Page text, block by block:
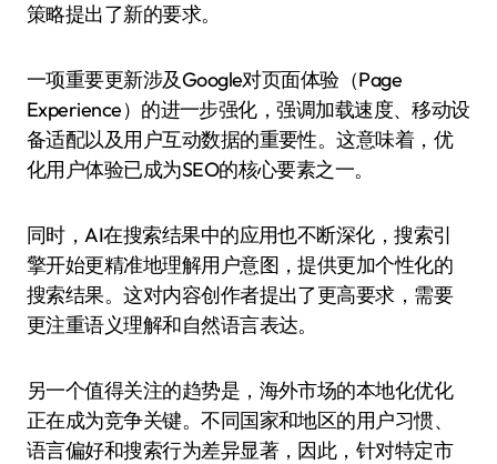
策略提出了新的要求。
一项重要更新涉及Google对页面体验（Page
Experience）的进一步强化，强调加载速度、移动设
备适配以及用户互动数据的重要性。这意味着，优
化用户体验已成为SEO的核心要素之一。
同时，AI在搜索结果中的应用也不断深化，搜索引
擎开始更精准地理解用户意图，提供更加个性化的
搜索结果。这对内容创作者提出了更高要求，需要
更注重语义理解和自然语言表达。
另一个值得关注的趋势是，海外市场的本地化优化
正在成为竞争关键。不同国家和地区的用户习惯、
语言偏好和搜索行为差异显著，因此，针对特定市